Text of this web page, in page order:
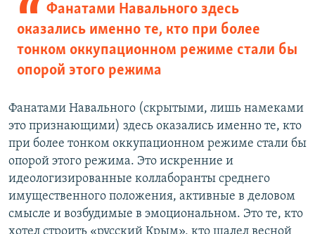
Фанатами Навального здесь
оказались именно те, кто при более
тонком оккупационном режиме стали бы
опорой этого режима
Фанатами Навального (скрытыми, лишь намеками
это признающими) здесь оказались именно те, кто
при более тонком оккупационном режиме стали бы
опорой этого режима. Это искренние и
идеологизированные коллаборанты среднего
имущественного положения, активные в деловом
смысле и возбудимые в эмоциональном. Это те, кто